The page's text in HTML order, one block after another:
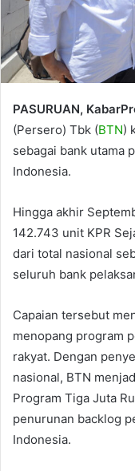
PASURUAN,
(Persero) Tbk (BTN)
sebagai bank utama
Indonesia.
Hingga akhir
142.743 unit KPR
dari total nasional
seluruh bank
Capaian tersebut
menopang program
rakyat. Dengan
nasional, BTN
Program Tiga Juta
penurunan backlog
Indonesia.